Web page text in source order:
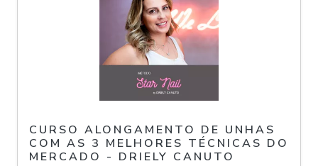
CURSO ALONGAMENTO DE UNHAS
COM AS 3 MELHORES TÉCNICAS DO
MERCADO - DRIELY CANUTO